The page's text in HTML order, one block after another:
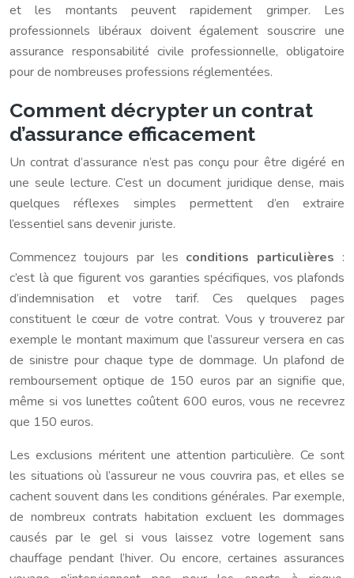
et les montants peuvent rapidement grimper. Les
professionnels libéraux doivent également souscrire une
assurance responsabilité civile professionnelle, obligatoire
pour de nombreuses professions réglementées.
Comment décrypter un contrat
d’assurance efficacement
Un contrat d’assurance n’est pas conçu pour être digéré en
une seule lecture. C’est un document juridique dense, mais
quelques réflexes simples permettent d’en extraire
l’essentiel sans devenir juriste.
Commencez toujours par les conditions particulières :
c’est là que figurent vos garanties spécifiques, vos plafonds
d’indemnisation et votre tarif. Ces quelques pages
constituent le cœur de votre contrat. Vous y trouverez par
exemple le montant maximum que l’assureur versera en cas
de sinistre pour chaque type de dommage. Un plafond de
remboursement optique de 150 euros par an signifie que,
même si vos lunettes coûtent 600 euros, vous ne recevrez
que 150 euros.
Les exclusions méritent une attention particulière. Ce sont
les situations où l’assureur ne vous couvrira pas, et elles se
cachent souvent dans les conditions générales. Par exemple,
de nombreux contrats habitation excluent les dommages
causés par le gel si vous laissez votre logement sans
chauffage pendant l’hiver. Ou encore, certaines assurances